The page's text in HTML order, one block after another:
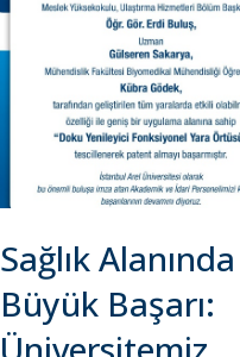
Sağlık Alanında
Büyük Başarı: